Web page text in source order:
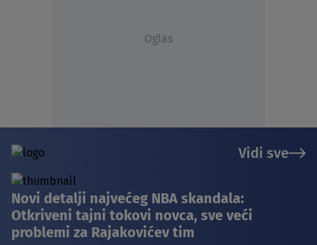
Oglas
Vidi sve
Novi detalji najvećeg NBA skandala:
Otkriveni tajni tokovi novca, sve veći
problemi za Rajakovićev tim